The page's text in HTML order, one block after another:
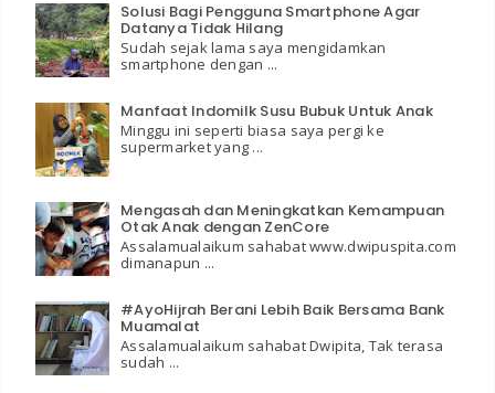
Solusi Bagi Pengguna Smartphone Agar
Datanya Tidak Hilang
Sudah sejak lama saya mengidamkan
smartphone dengan ...
Manfaat Indomilk Susu Bubuk Untuk Anak
Minggu ini seperti biasa saya pergi ke
supermarket yang ...
Mengasah dan Meningkatkan Kemampuan
Otak Anak dengan ZenCore
Assalamualaikum sahabat www.dwipuspita.com
dimanapun ...
#AyoHijrah Berani Lebih Baik Bersama Bank
Muamalat
Assalamualaikum sahabat Dwipita, Tak terasa
sudah ...